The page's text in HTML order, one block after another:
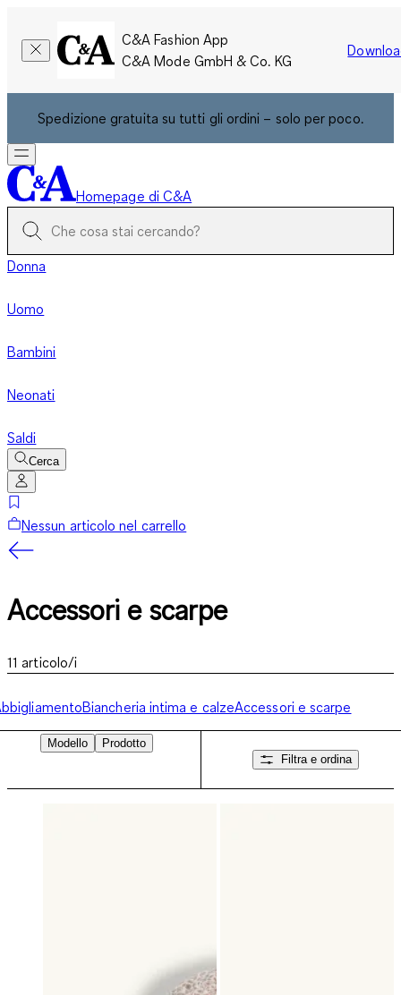
C&A Fashion App
C&A Mode GmbH & Co. KG
Spedizione gratuita su tutti gli ordini – solo per poco.
Homepage di C&A
Donna
Uomo
Bambini
Neonati
Saldi
Cerca
Nessun articolo nel carrello
Accessori e scarpe
11 articolo/i
Biancheria intima e calzeAccessori e scarpe
Modello
Prodotto
Filtra e ordina